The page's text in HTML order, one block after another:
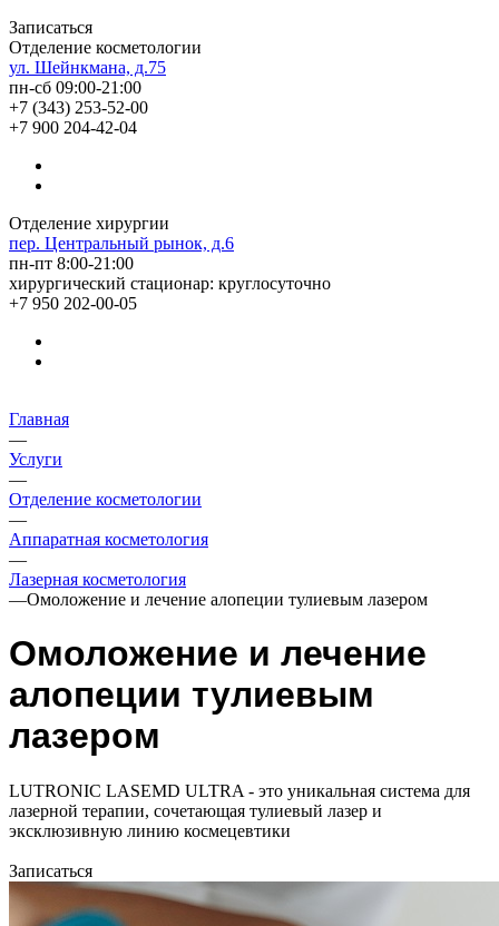
Записаться
Отделение косметологии
ул. Шейнкмана, д.75
пн-сб 09:00-21:00
+7 (343) 253-52-00
+7 900 204-42-04
Отделение хирургии
пер. Центральный рынок, д.6
пн-пт 8:00-21:00
хирургический стационар: круглосуточно
+7 950 202-00-05
Главная
—
Услуги
—
Отделение косметологии
—
Аппаратная косметология
—
Лазерная косметология
—Омоложение и лечение алопеции тулиевым лазером
Омоложение и лечение
алопеции тулиевым
лазером
LUTRONIC LASEMD ULTRA - это уникальная система для
лазерной терапии, сочетающая тулиевый лазер и
эксклюзивную линию космецевтики
Записаться